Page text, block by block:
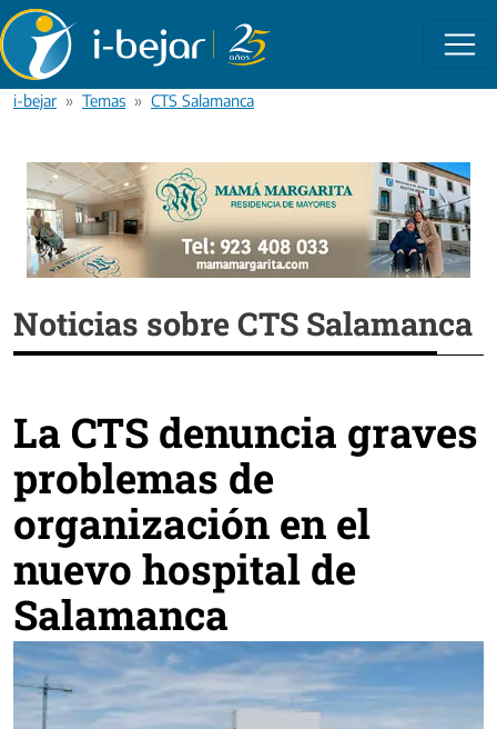
Pasar al contenido principal
i-bejar Temas CTS Salamanca
Noticias sobre CTS Salamanca
La CTS denuncia graves
problemas de
organización en el
nuevo hospital de
Salamanca